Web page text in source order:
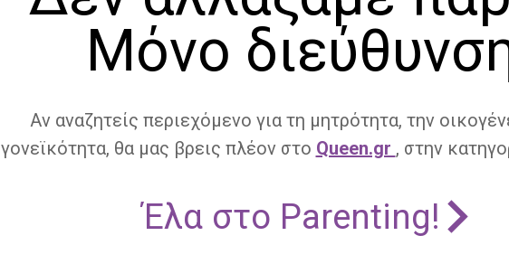
Μόνο
Αν αναζητείς περιεχόμενο για τη μητρότητα, την
γονεϊκότητα, θα μας βρεις πλέον στο Queen.gr , στην
Έλα στο Parenting!